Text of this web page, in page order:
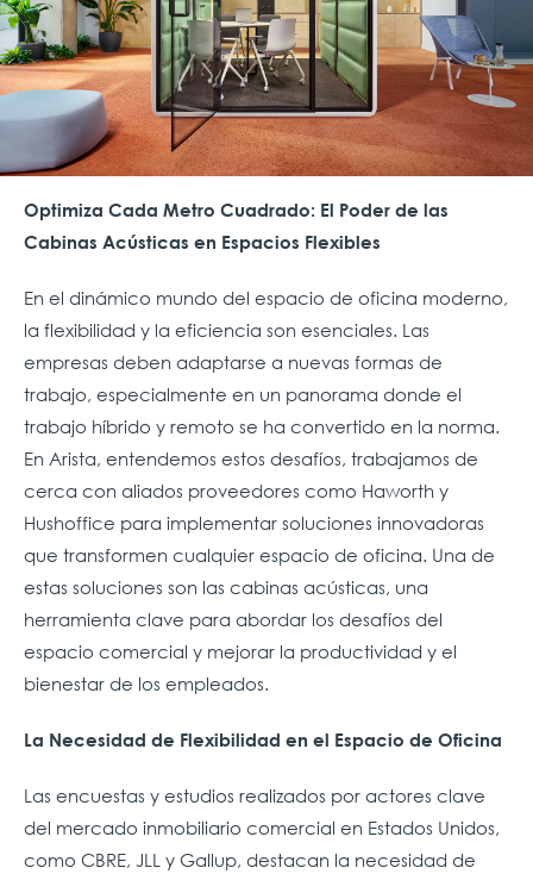
Optimiza Cada Metro Cuadrado: El Poder de las
Cabinas Acústicas en Espacios Flexibles
En el dinámico mundo del espacio de oficina moderno,
la flexibilidad y la eficiencia son esenciales. Las
empresas deben adaptarse a nuevas formas de
trabajo, especialmente en un panorama donde el
trabajo híbrido y remoto se ha convertido en la norma.
En Arista, entendemos estos desafíos, trabajamos de
cerca con aliados proveedores como Haworth y
Hushoffice para implementar soluciones innovadoras
que transformen cualquier espacio de oficina. Una de
estas soluciones son las cabinas acústicas, una
herramienta clave para abordar los desafíos del
espacio comercial y mejorar la productividad y el
bienestar de los empleados.
La Necesidad de Flexibilidad en el Espacio de Oficina
Las encuestas y estudios realizados por actores clave
del mercado inmobiliario comercial en Estados Unidos,
como CBRE, JLL y Gallup, destacan la necesidad de